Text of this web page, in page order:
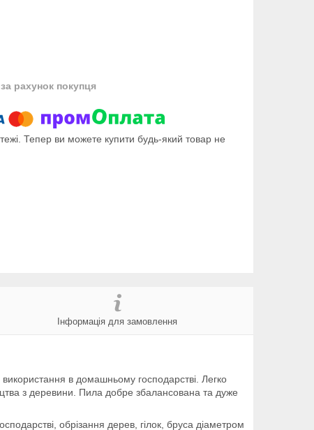
за рахунок покупця
Тепер ви можете купити будь-який товар не
Інформація для замовлення
в домашньому господарстві. Легко
з деревини. Пила добре збалансована та дуже
обрізання дерев, гілок, бруса діаметром